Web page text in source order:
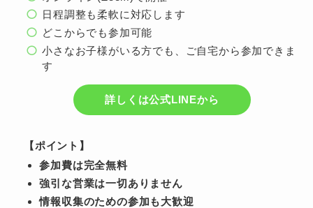
日程調整も柔軟に対応します
どこからでも参加可能
小さなお子様がいる方でも、ご自宅から参加できま
す
詳しくは公式LINEから
【ポイント】
参加費は完全無料
強引な営業は一切ありません
情報収集のための参加も大歓迎